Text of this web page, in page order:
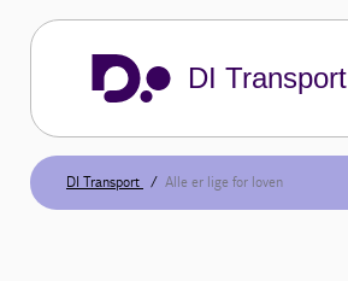
DI Transport
DI Transport Alle er lige for loven